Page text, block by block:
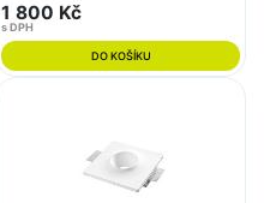
1 800 Kč
s DPH
DO KOŠÍKU